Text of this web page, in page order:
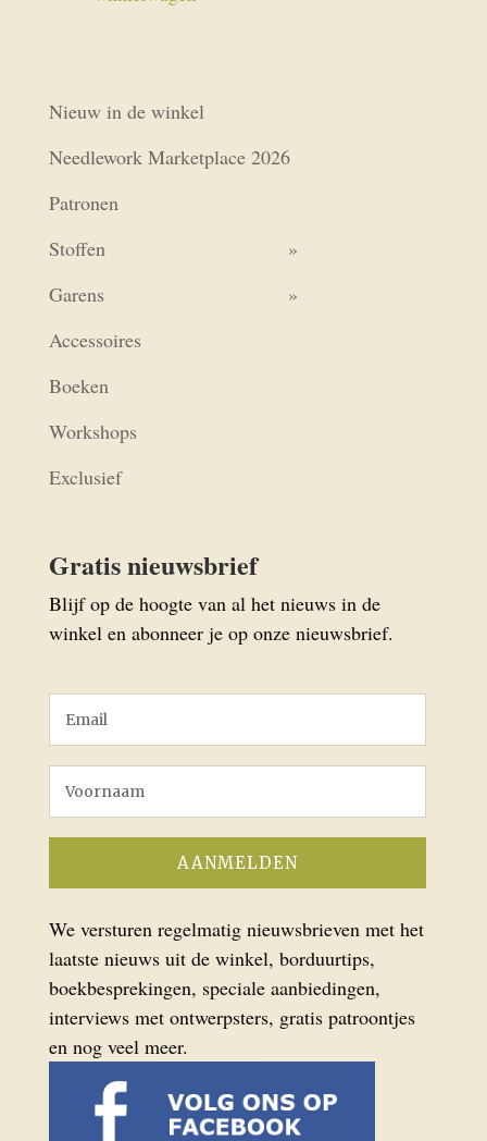
Nieuw in de winkel
Needlework Marketplace 2026
Patronen
Stoffen
Garens
Accessoires
Boeken
Workshops
Exclusief
Gratis nieuwsbrief
Blijf op de hoogte van al het nieuws in de
winkel en abonneer je op onze nieuwsbrief.
We versturen regelmatig nieuwsbrieven met het
laatste nieuws uit de winkel, borduurtips,
boekbesprekingen, speciale aanbiedingen,
interviews met ontwerpsters, gratis patroontjes
en nog veel meer.